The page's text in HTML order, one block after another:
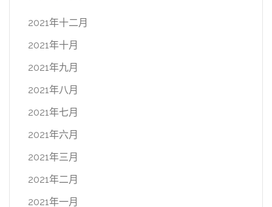
2021年十二月
2021年十月
2021年九月
2021年八月
2021年七月
2021年六月
2021年三月
2021年二月
2021年一月